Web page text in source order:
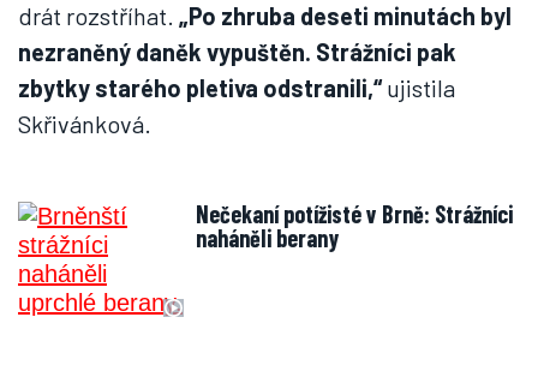
drát rozstříhat. „Po zhruba deseti minutách byl
nezraněný daněk vypuštěn. Strážníci pak
zbytky starého pletiva odstranili,“ujistila
Skřivánková.
Nečekaní potížisté v Brně: Strážníci
naháněli berany